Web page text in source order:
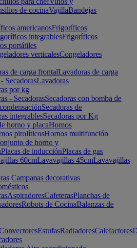
de cocinaVajillaBandejas
americanosFrigoríficos
integrablesFrigoríficos
portátiles
verticalesCongeladores
de carga frontalLavadoras de carga
SecadorasLavadoras
por kg
- SecadorasSecadoras con bomba de
Secadoras de
integrablesSecadoras por Kg
horno y placaHornos
pirolíticosHornos multifunción
de horno y
Placas de inducciónPlacas de gas
60cmLavavajillas 45cmLavavajillas
Campanas decorativas
AspiradoresCafeterasPlanchas de
Robots de CocinaBalanzas de
EstufasRadiadoresCalefactores